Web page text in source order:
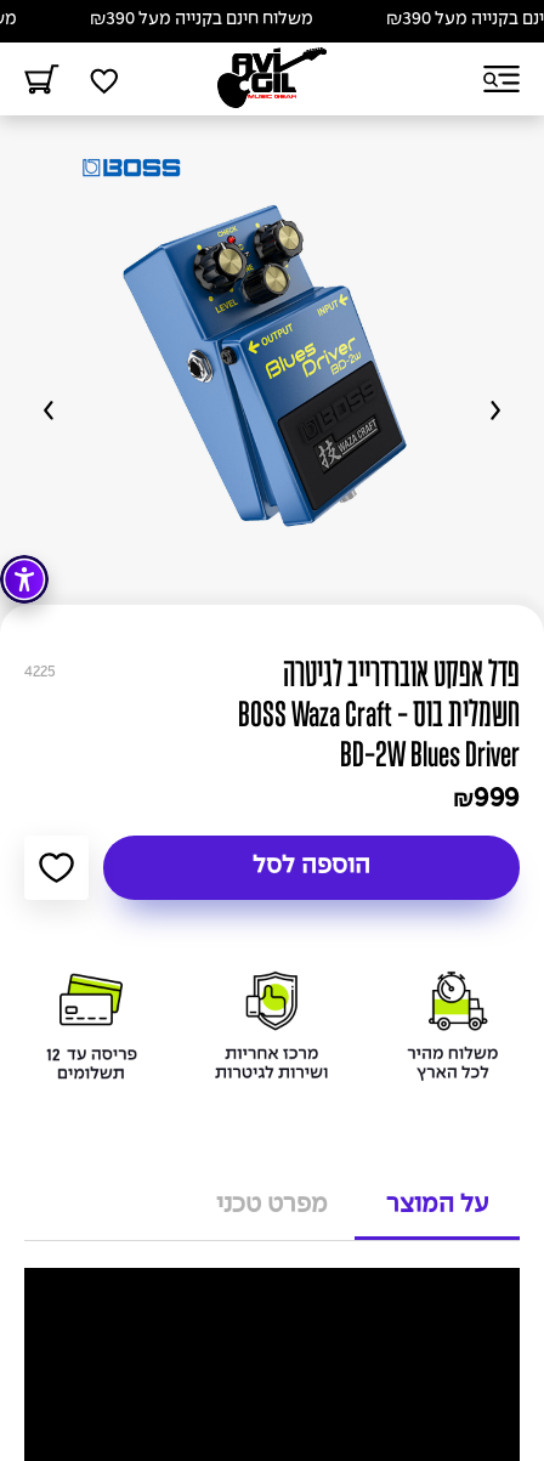
מעל ₪390 משלוח חינם בקנייה מעל ₪390
4225
פדל אפקט אוברדרייב לגיטרה
חשמלית בוס - BOSS Waza Craft
BD-2W Blues Driver
₪999
הוספה לסל
על המוצר מפרט טכני